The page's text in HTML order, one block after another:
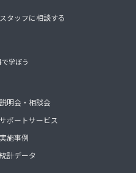
スタッフに相談する
学ぼう
説明会・相談会
サポートサービス
実施事例
統計データ